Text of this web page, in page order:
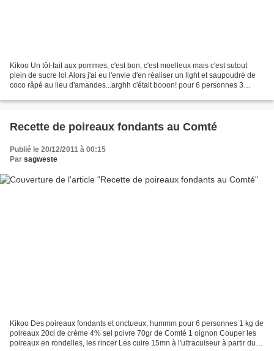
Kikoo Un tôt-fait aux pommes, c'est bon, c'est moelleux mais c'est sutout
plein de sucre lol Alors j'ai eu l'envie d'en réaliser un light et saupoudré de
coco râpé au lieu d'amandes...arghh c'était booon! pour 6 personnes 3
Recette de poireaux fondants au Comté
Publié le 20/12/2011 à 00:15
Par sagweste
Kikoo Des poireaux fondants et onctueux, hummm pour 6 personnes 1 kg de
poireaux 20cl de crème 4% sel poivre 70gr de Comté 1 oignon Couper les
poireaux en rondelles, les rincer Les cuire 15mn à l'ultracuiseur à partir du